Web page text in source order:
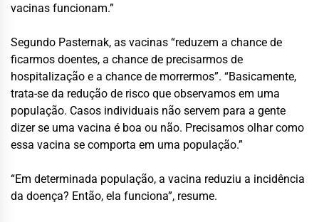
vacinas funcionam.”
Segundo Pasternak, as vacinas “reduzem a chance de
ficarmos doentes, a chance de precisarmos de
hospitalização e a chance de morrermos”. “Basicamente,
trata-se da redução de risco que observamos em uma
população. Casos individuais não servem para a gente
dizer se uma vacina é boa ou não. Precisamos olhar como
essa vacina se comporta em uma população.”
“Em determinada população, a vacina reduziu a incidência
da doença? Então, ela funciona”, resume.